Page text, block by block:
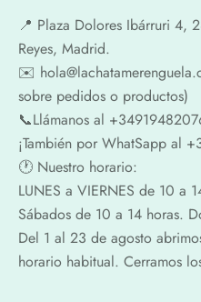
📍​ Plaza Dolores Ibárruri 4,
Reyes, Madrid.
✉️​
sobre pedidos o productos)
📞​​Llámanos al
¡También por WhatSapp al
🕐​ Nuestro horario:
LUNES a VIERNES de 10 a
Sábados de 10 a 14 horas.
Del 1 al 23 de agosto
horario habitual. Cerramos